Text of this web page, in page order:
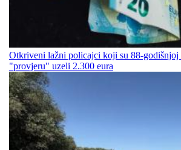
Otkriveni lažni policajci koji su 88-godišnjoj
"provjeru" uzeli 2.300 eura